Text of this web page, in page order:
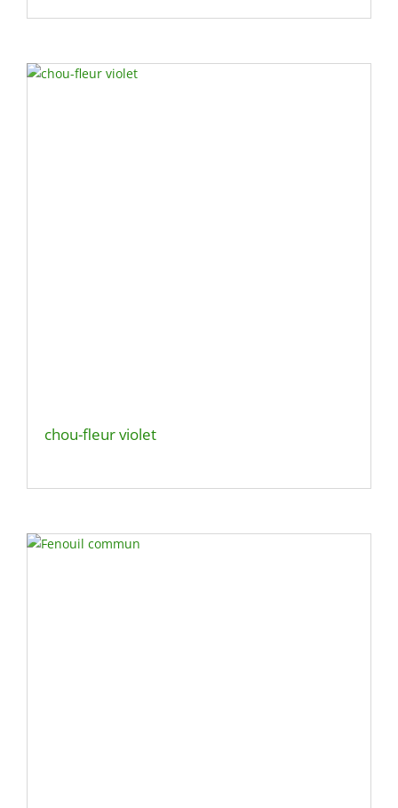
chou-fleur violet